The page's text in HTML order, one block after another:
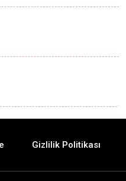
Gizlilik Politikası